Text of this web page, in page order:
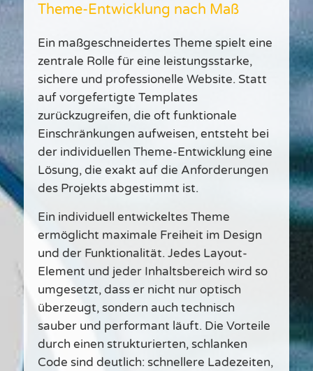
Theme-Entwicklung nach Maß
Ein maßgeschneidertes Theme spielt eine
zentrale Rolle für eine leistungsstarke,
sichere und professionelle Website. Statt
auf vorgefertigte Templates
zurückzugreifen, die oft funktionale
Einschränkungen aufweisen, entsteht bei
der individuellen Theme-Entwicklung eine
Lösung, die exakt auf die Anforderungen
des Projekts abgestimmt ist.
Ein individuell entwickeltes Theme
ermöglicht maximale Freiheit im Design
und der Funktionalität. Jedes Layout-
Element und jeder Inhaltsbereich wird so
umgesetzt, dass er nicht nur optisch
überzeugt, sondern auch technisch
sauber und performant läuft. Die Vorteile
durch einen strukturierten, schlanken
Code sind deutlich: schnellere Ladezeiten,